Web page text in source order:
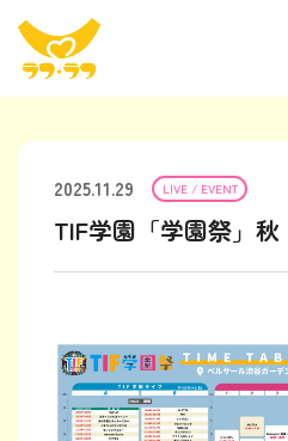
2025.11.29 LIVE / EVENT
TIF学園「学園祭」秋